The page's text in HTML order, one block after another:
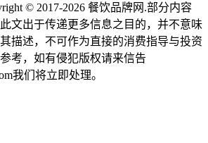
© 2017-2026 餐饮品牌网 .部分内容
文出于传递更多信息之目的，并不意味
描述，不可作为直接的消费指导与投资
考，如有侵犯版权请来信告
我们将立即处理。